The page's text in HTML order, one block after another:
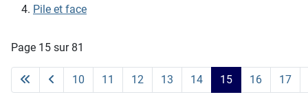
Pile et face
Page 15 sur 81
10 11 12 13 14 15 16 17